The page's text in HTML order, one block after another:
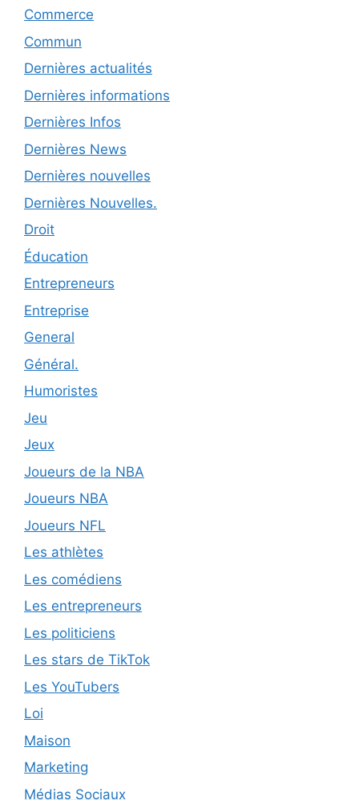
Commerce
Commun
Dernières actualités
Dernières informations
Dernières Infos
Dernières News
Dernières nouvelles
Dernières Nouvelles.
Droit
Éducation
Entrepreneurs
Entreprise
General
Général.
Humoristes
Jeu
Jeux
Joueurs de la NBA
Joueurs NBA
Joueurs NFL
Les athlètes
Les comédiens
Les entrepreneurs
Les politiciens
Les stars de TikTok
Les YouTubers
Loi
Maison
Marketing
Médias Sociaux